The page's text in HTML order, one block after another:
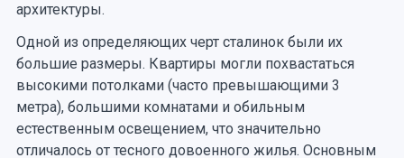
архитектуры.
Одной из определяющих черт сталинок были их
большие размеры. Квартиры могли похвастаться
высокими потолками (часто превышающими 3
метра), большими комнатами и обильным
естественным освещением, что значительно
отличалось от тесного довоенного жилья. Основным